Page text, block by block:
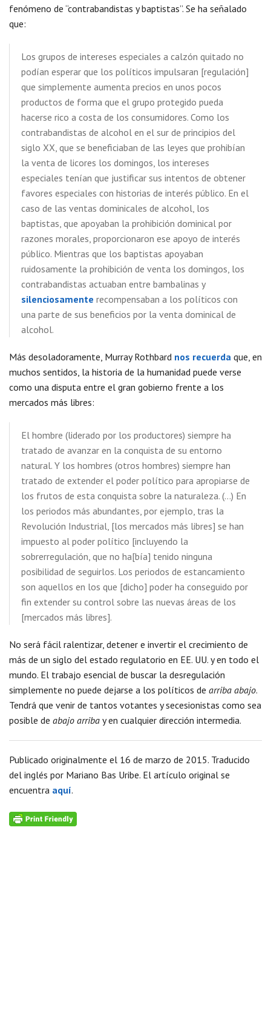
fenómeno de “contrabandistas y baptistas”. Se ha señalado
que:
Los grupos de intereses especiales a calzón quitado no
podían esperar que los políticos impulsaran [regulación]
que simplemente aumenta precios en unos pocos
productos de forma que el grupo protegido pueda
hacerse rico a costa de los consumidores. Como los
contrabandistas de alcohol en el sur de principios del
siglo XX, que se beneficiaban de las leyes que prohibían
la venta de licores los domingos, los intereses
especiales tenían que justificar sus intentos de obtener
favores especiales con historias de interés público. En el
caso de las ventas dominicales de alcohol, los
baptistas, que apoyaban la prohibición dominical por
razones morales, proporcionaron ese apoyo de interés
público. Mientras que los baptistas apoyaban
ruidosamente la prohibición de venta los domingos, los
contrabandistas actuaban entre bambalinas y
silenciosamente recompensaban a los políticos con
una parte de sus beneficios por la venta dominical de
alcohol.
Más desoladoramente, Murray Rothbard nos recuerda que, en
muchos sentidos, la historia de la humanidad puede verse
como una disputa entre el gran gobierno frente a los
mercados más libres:
El hombre (liderado por los productores) siempre ha
tratado de avanzar en la conquista de su entorno
natural. Y los hombres (otros hombres) siempre han
tratado de extender el poder político para apropiarse de
los frutos de esta conquista sobre la naturaleza. (…) En
los periodos más abundantes, por ejemplo, tras la
Revolución Industrial, [los mercados más libres] se han
impuesto al poder político [incluyendo la
sobrerregulación, que no ha[bía] tenido ninguna
posibilidad de seguirlos. Los periodos de estancamiento
son aquellos en los que [dicho] poder ha conseguido por
fin extender su control sobre las nuevas áreas de los
[mercados más libres].
No será fácil ralentizar, detener e invertir el crecimiento de
más de un siglo del estado regulatorio en EE. UU. y en todo el
mundo. El trabajo esencial de buscar la desregulación
simplemente no puede dejarse a los políticos de arriba abajo.
Tendrá que venir de tantos votantes y secesionistas como sea
posible de abajo arriba y en cualquier dirección intermedia.
Publicado originalmente el 16 de marzo de 2015. Traducido
del inglés por Mariano Bas Uribe. El artículo original se
encuentra aquí.